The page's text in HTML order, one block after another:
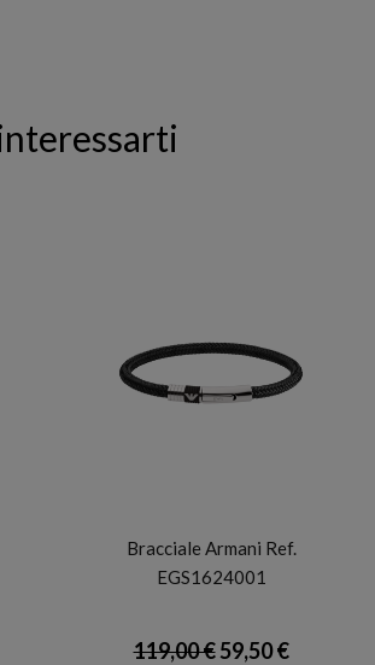
Bracciale Armani Ref.
EGS1624001
119,00 €59,50 €